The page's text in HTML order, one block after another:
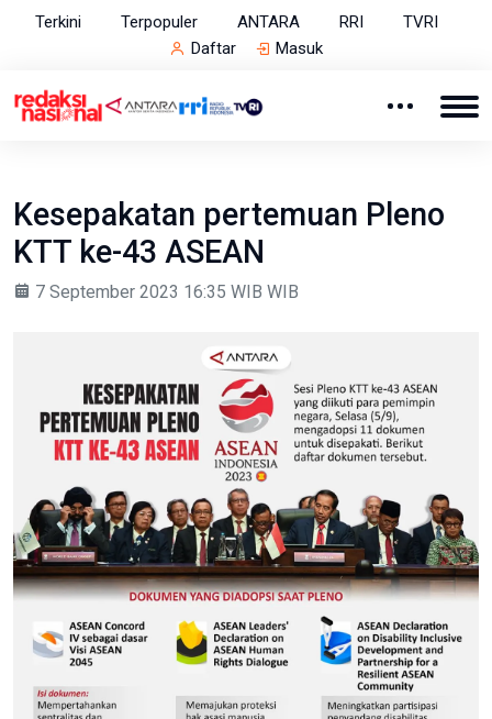
Terkini Terpopuler ANTARA RRI
TVRI
Daftar
Masuk
Kesepakatan pertemuan Pleno
KTT ke-43 ASEAN
7 September 2023 16:35 WIB WIB